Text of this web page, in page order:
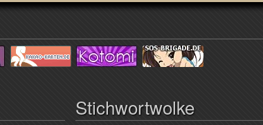
Stichwortwolke